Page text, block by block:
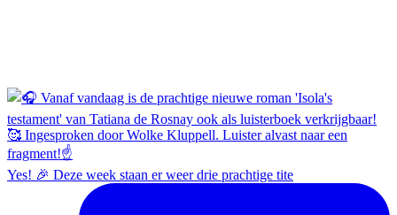
Yes! 🎉 Deze week staan er weer drie prachtige tite